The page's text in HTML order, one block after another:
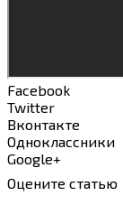
Facebook
Twitter
Вконтакте
Одноклассники
Google+
Оцените статью